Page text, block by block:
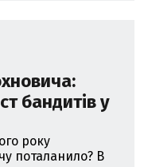
бандитів у
року
поталанило? В